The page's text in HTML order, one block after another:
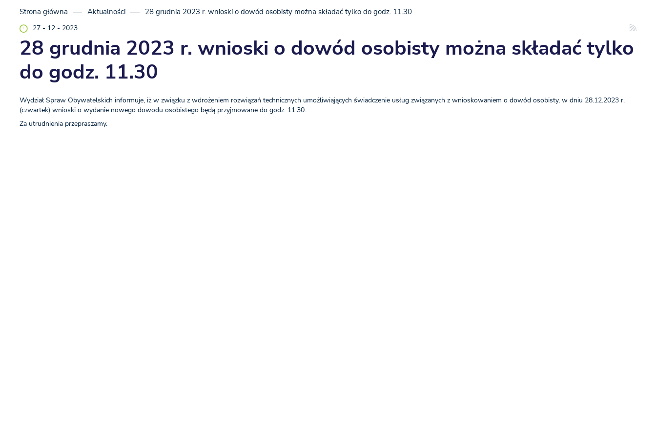
Strona główna Aktualności 28 grudnia 2023 r. wnioski o dowód osobisty można składać tylko do godz. 11.30
27 - 12 - 2023
28 grudnia 2023 r. wnioski o dowód osobisty można składać tylko
do godz. 11.30
Wydział Spraw Obywatelskich informuje, iż w związku z wdrożeniem rozwiązań technicznych umożliwiających świadczenie usług związanych z wnioskowaniem o dowód osobisty, w dniu 28.12.2023 r.
(czwartek) wnioski o wydanie nowego dowodu osobistego będą przyjmowane do godz. 11.30.
Za utrudnienia przepraszamy.